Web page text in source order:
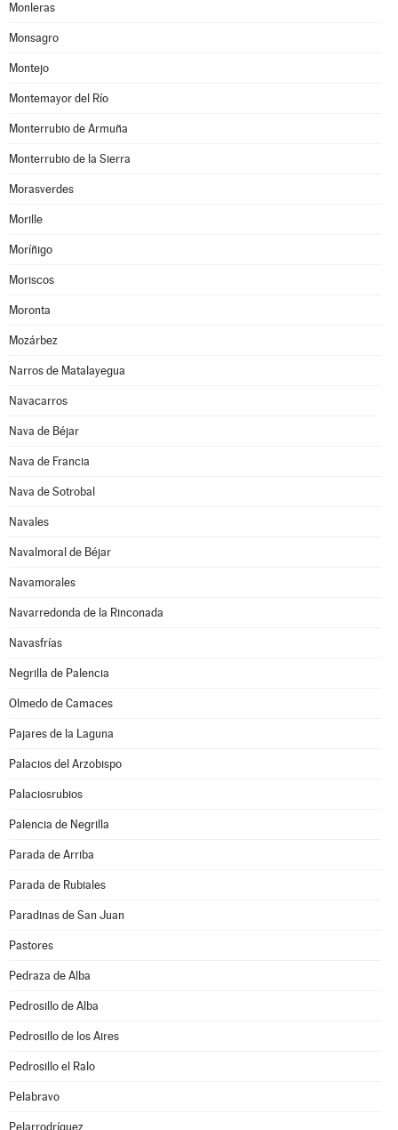
Monleras
Monsagro
Montejo
Montemayor del Río
Monterrubio de Armuña
Monterrubio de la Sierra
Morasverdes
Morille
Moríñigo
Moriscos
Moronta
Mozárbez
Narros de Matalayegua
Navacarros
Nava de Béjar
Nava de Francia
Nava de Sotrobal
Navales
Navalmoral de Béjar
Navamorales
Navarredonda de la Rinconada
Navasfrías
Negrilla de Palencia
Olmedo de Camaces
Pajares de la Laguna
Palacios del Arzobispo
Palaciosrubios
Palencia de Negrilla
Parada de Arriba
Parada de Rubiales
Paradinas de San Juan
Pastores
Pedraza de Alba
Pedrosillo de Alba
Pedrosillo de los Aires
Pedrosillo el Ralo
Pelabravo
Pelarrodríguez